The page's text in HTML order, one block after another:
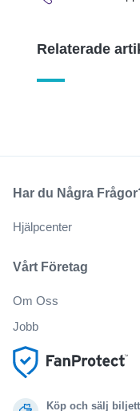
Relaterade
Köp och sälj
Vårt Företag
Om Oss
Jobb
Har du Några
Hjälpcenter